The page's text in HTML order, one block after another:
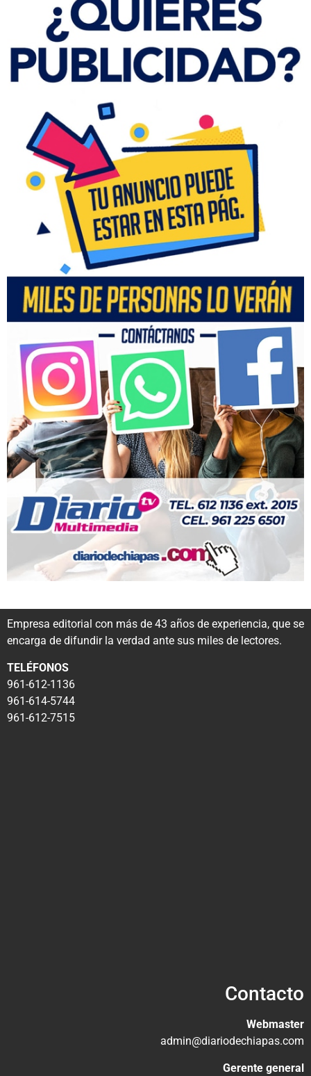
Empresa editorial con más de 43 años de experiencia, que se
encarga de difundir la verdad ante sus miles de lectores.
TELÉFONOS
961-612-1136
961-614-5744
961-612-7515
Contacto
Webmaster
admin@diariodechiapas.com
Gerente general